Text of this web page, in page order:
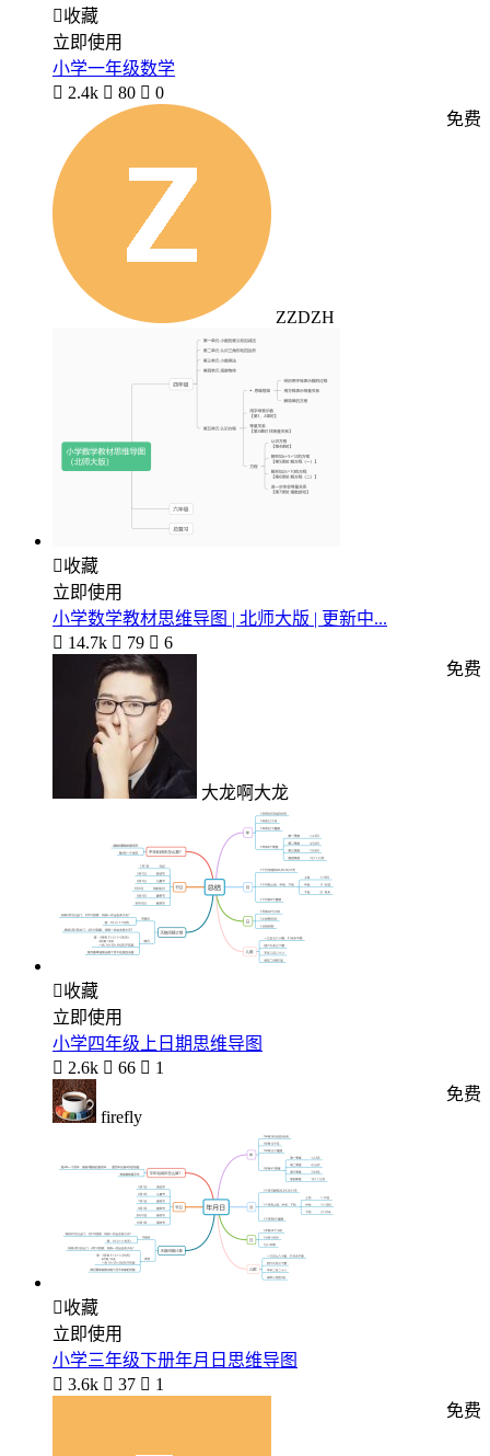
收藏
立即使用
小学一年级数学
 2.4k  80  0
ZZDZH
免费
收藏
立即使用
小学数学教材思维导图 | 北师大版 | 更新中...
 14.7k  79  6
大龙啊大龙
免费
收藏
立即使用
小学四年级上日期思维导图
 2.6k  66  1
firefly
免费
收藏
立即使用
小学三年级下册年月日思维导图
 3.6k  37  1
免费